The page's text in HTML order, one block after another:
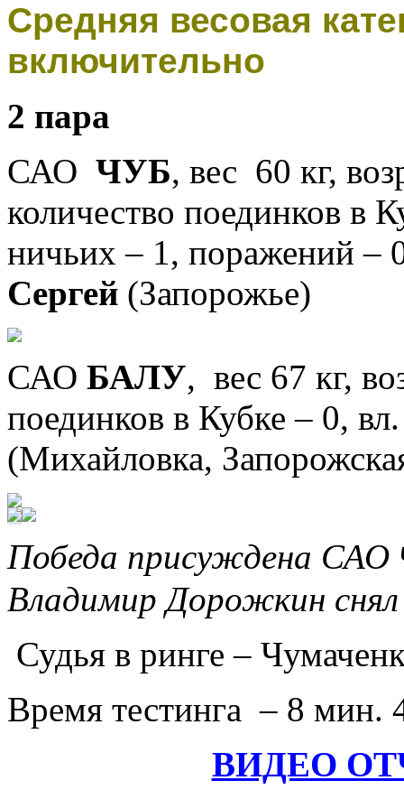
Средняя весовая
включительно
2 пара
САО ЧУБ, вес 60 кг,
количество поединков в
ничьих – 1, поражений –
Сергей (Запорожье)
САО БАЛУ, вес 67 кг,
поединков в Кубке – 0,
(Михайловка,
Победа присуждена САО
Владимир Дорожкин
Судья в ринге –
Время тестинга – 8 мин.
ВИДЕО